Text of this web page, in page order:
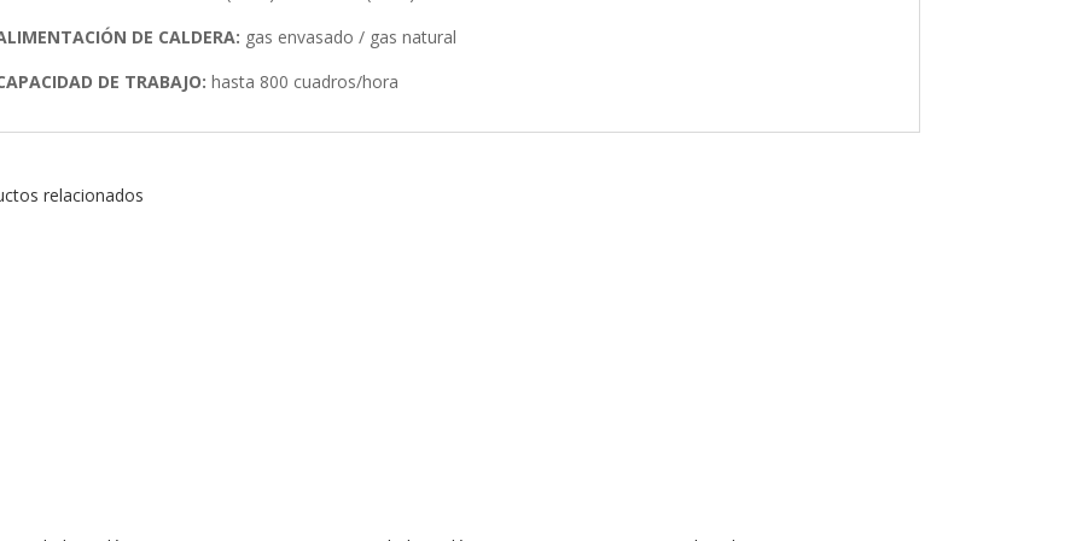
DE CALDERA: gas envasado / gas natural
DE TRABAJO: hasta 800 cuadros/hora
relacionados